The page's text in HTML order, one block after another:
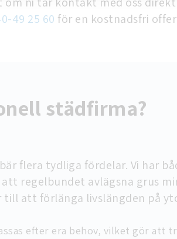
49 25 60 för en kostnadsfri
städfirma?
flera tydliga fördelar. Vi har
regelbundet avlägsna grus
att förlänga livslängden på
efter era behov, vilket gör